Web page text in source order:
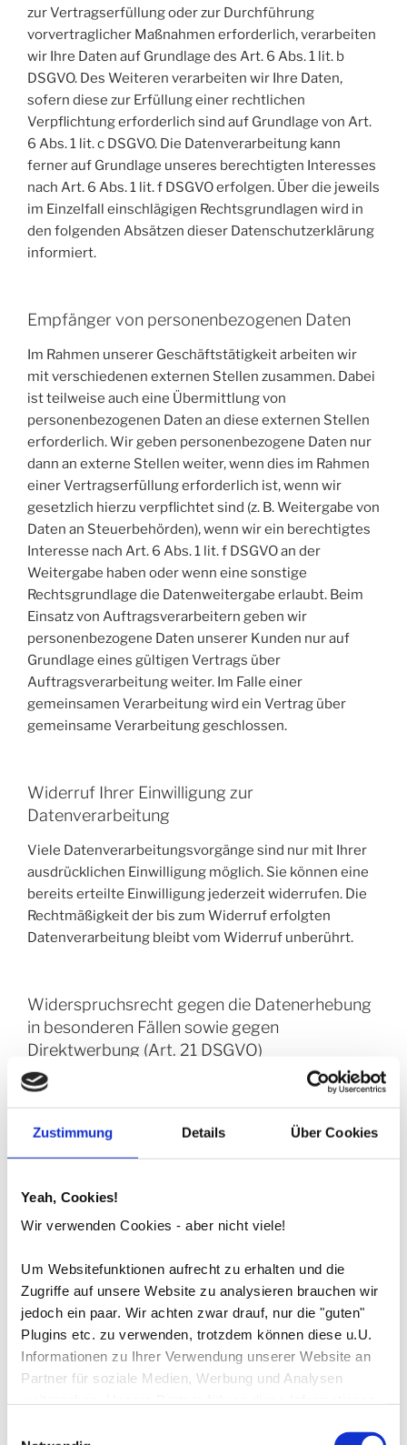
Zustimmung Details Über Cookies
Yeah, Cookies!
Wir verwenden Cookies - aber nicht viele!
Um Websitefunktionen aufrecht zu erhalten und die
Zugriffe auf unsere Website zu analysieren brauchen wir
jedoch ein paar. Wir achten zwar drauf, nur die "guten"
Plugins etc. zu verwenden, trotzdem können diese u.U.
Informationen zu Ihrer Verwendung unserer Website an
Partner für soziale Medien, Werbung und Analysen
zur Vertragserfüllung oder zur Durchführung
vorvertraglicher Maßnahmen erforderlich, verarbeiten
wir Ihre Daten auf Grundlage des Art. 6 Abs. 1 lit. b
DSGVO. Des Weiteren verarbeiten wir Ihre Daten,
sofern diese zur Erfüllung einer rechtlichen
Verpflichtung erforderlich sind auf Grundlage von Art.
6 Abs. 1 lit. c DSGVO. Die Datenverarbeitung kann
ferner auf Grundlage unseres berechtigten Interesses
nach Art. 6 Abs. 1 lit. f DSGVO erfolgen. Über die jeweils
im Einzelfall einschlägigen Rechtsgrundlagen wird in
den folgenden Absätzen dieser Datenschutzerklärung
informiert.
Empfänger von personenbezogenen Daten
Im Rahmen unserer Geschäftstätigkeit arbeiten wir
mit verschiedenen externen Stellen zusammen. Dabei
ist teilweise auch eine Übermittlung von
personenbezogenen Daten an diese externen Stellen
erforderlich. Wir geben personenbezogene Daten nur
dann an externe Stellen weiter, wenn dies im Rahmen
einer Vertragserfüllung erforderlich ist, wenn wir
gesetzlich hierzu verpflichtet sind (z. B. Weitergabe von
Daten an Steuerbehörden), wenn wir ein berechtigtes
Interesse nach Art. 6 Abs. 1 lit. f DSGVO an der
Weitergabe haben oder wenn eine sonstige
Rechtsgrundlage die Datenweitergabe erlaubt. Beim
Einsatz von Auftragsverarbeitern geben wir
personenbezogene Daten unserer Kunden nur auf
Grundlage eines gültigen Vertrags über
Auftragsverarbeitung weiter. Im Falle einer
gemeinsamen Verarbeitung wird ein Vertrag über
gemeinsame Verarbeitung geschlossen.
Widerruf Ihrer Einwilligung zur
Datenverarbeitung
Viele Datenverarbeitungsvorgänge sind nur mit Ihrer
ausdrücklichen Einwilligung möglich. Sie können eine
bereits erteilte Einwilligung jederzeit widerrufen. Die
Rechtmäßigkeit der bis zum Widerruf erfolgten
Datenverarbeitung bleibt vom Widerruf unberührt.
Widerspruchsrecht gegen die Datenerhebung
in besonderen Fällen sowie gegen
Direktwerbung (Art. 21 DSGVO)
WENN DIE DATENVERARBEITUNG AUF GRUNDLAGE
VON ART. 6 ABS. 1 LIT. E ODER F DSGVO ERFOLGT,
HABEN SIE JEDERZEIT DAS RECHT, AUS GRÜNDEN, DIE
PERSONENBEZOGENEN DATEN WIDERSPRUCH
DATENSCHUTZERKLÄRUNG. WENN SIE
WIDERSPRUCH EINLEGEN, WERDEN WIR IHRE
BETROFFENEN PERSONENBEZOGENEN DATEN NICHT
MEHR VERARBEITEN, ES SEI DENN, WIR KÖNNEN
ZWINGENDE SCHUTZWÜRDIGE GRÜNDE FÜR DIE
RECHTE UND FREIHEITEN ÜBERWIEGEN ODER DIE